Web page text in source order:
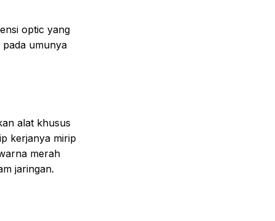
optic yang
pada umunya
alat khusus
kerjanya mirip
merah
jaringan.